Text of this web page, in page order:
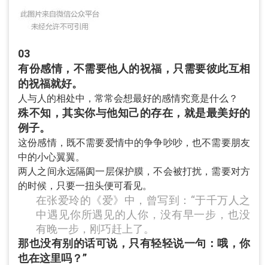
03
有份感情，不需要他人的祝福，只需要彼此互相
的祝福就好。
人与人的相处中，常常会想最好的感情究竟是什么？
殊不知，其实你与他知己的存在，就是最美好的
例子。
这份感情，既不需要爱情中的争争吵吵，也不需要朋友
中的小心翼翼。
两人之间永远隔阂一层保护膜，不会被打扰，需要对方
的时候，只要一扭头便可看见。
在张爱玲的《爱》中，曾写到：“于千万人之
中遇见你所遇见的人你，没有早一步，也没
有晚一步，刚巧赶上了。
那也没有别的话可说，只有轻轻说一句：哦，你
也在这里吗？”